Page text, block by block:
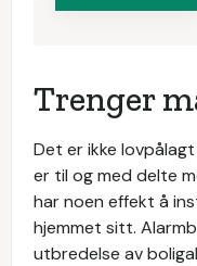
Trenger
Det er ikke
er til og med delte
har noen effekt å
hjemmet sitt.
utbredelse av